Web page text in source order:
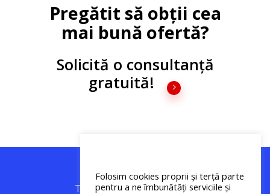
Pregătit să obții cea
mai bună ofertă?
Solicită o consultanță
gratuită!
Termeni legali|Politica de
Folosim cookies proprii și terță parte
pentru a ne îmbunătăți serviciile și